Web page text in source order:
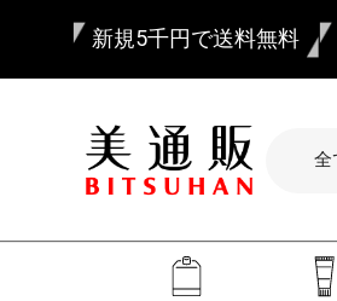
新規5千円で送料無料